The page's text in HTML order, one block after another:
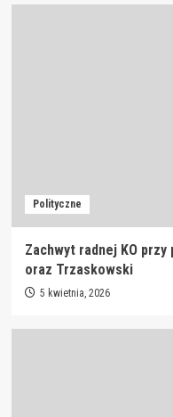
Polityczne
Zachwyt radnej KO przy
oraz Trzaskowski
5 kwietnia, 2026